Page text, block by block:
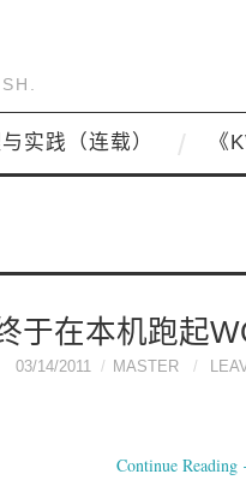
实践（连载） 《
于在本机跑起
03/14/2011 MASTER
Continue Reading